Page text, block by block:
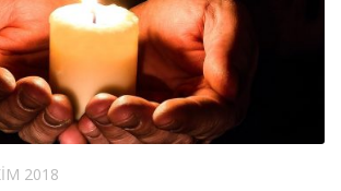
2018